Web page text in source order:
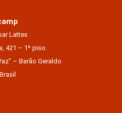
Lattes
421 – 1º piso
– Barão Geraldo